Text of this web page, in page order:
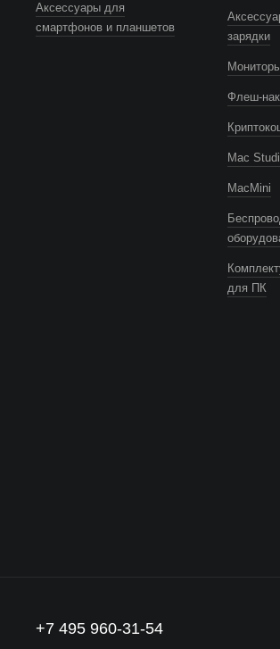
Аксессуары для
смартфонов и планшетов
зарядки
Флеш-
Mac
MacMini
для ПК
+7 495 960-31-54